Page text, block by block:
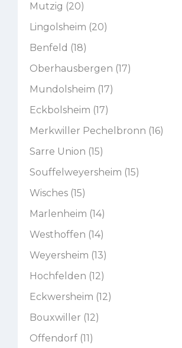
Mutzig (20)
Lingolsheim (20)
Benfeld (18)
Oberhausbergen (17)
Mundolsheim (17)
Eckbolsheim (17)
Merkwiller Pechelbronn (16)
Sarre Union (15)
Souffelweyersheim (15)
Wisches (15)
Marlenheim (14)
Westhoffen (14)
Weyersheim (13)
Hochfelden (12)
Eckwersheim (12)
Bouxwiller (12)
Offendorf (11)